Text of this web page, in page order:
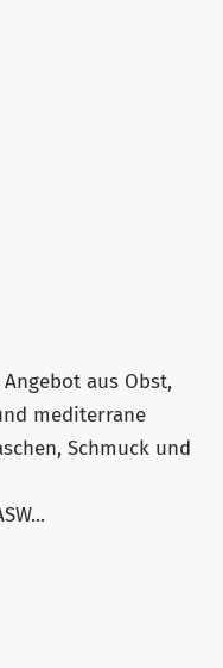
aus Obst,
mediterrane
Schmuck und